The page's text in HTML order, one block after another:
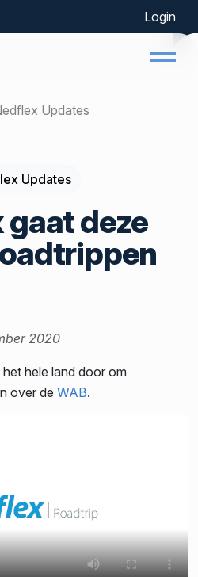
Login
Nedflex Updates
Updates
gaat deze
2020
hele land door om
over de WAB.